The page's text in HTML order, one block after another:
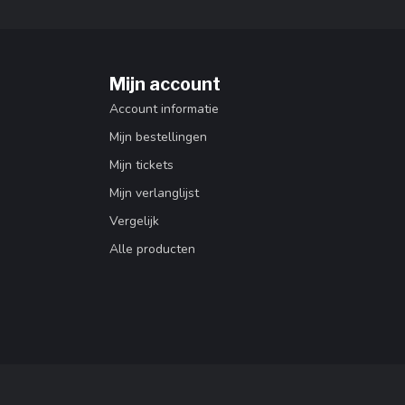
Mijn account
Account informatie
Mijn bestellingen
Mijn tickets
Mijn verlanglijst
Vergelijk
Alle producten